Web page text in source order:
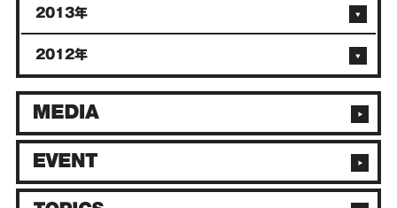
2013年
2012年